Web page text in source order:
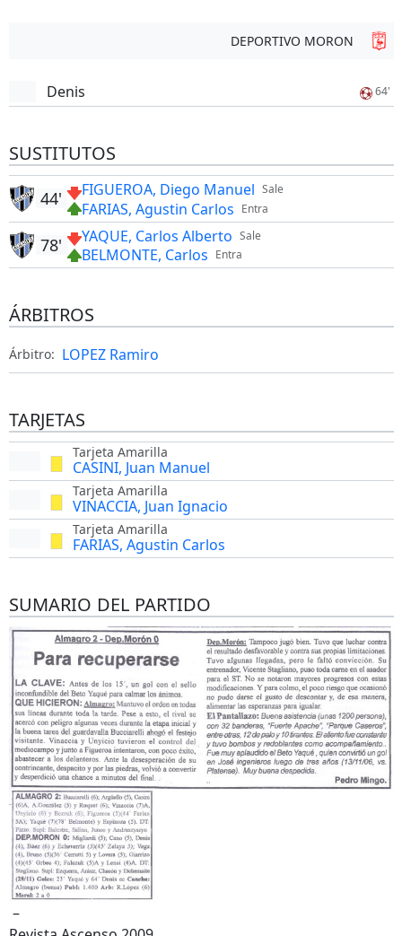
DEPORTIVO MORON
Denis 64'
SUSTITUTOS
Sale
FIGUEROA, Diego Manuel
Entra
FARIAS, Agustin Carlos
44'
Sale
YAQUE, Carlos Alberto
Entra
BELMONTE, Carlos
78'
ÁRBITROS
Árbitro: LOPEZ Ramiro
TARJETAS
Tarjeta Amarilla
CASINI, Juan Manuel
Tarjeta Amarilla
VINACCIA, Juan Ignacio
Tarjeta Amarilla
FARIAS, Agustin Carlos
SUMARIO DEL PARTIDO
–